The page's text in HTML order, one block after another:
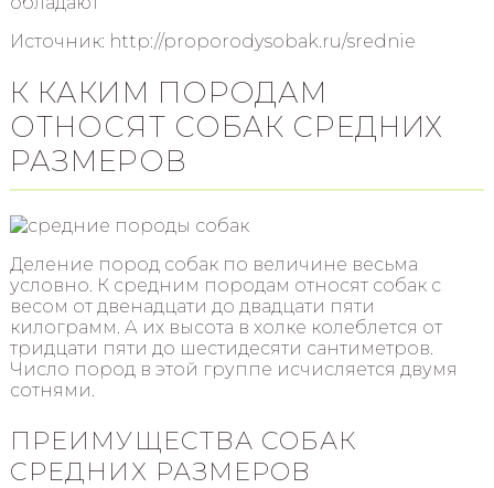
Источник: http://proporodysobak.ru/srednie
К КАКИМ ПОРОДАМ
ОТНОСЯТ СОБАК СРЕДНИХ
РАЗМЕРОВ
Деление пород собак по величине весьма
условно. К средним породам относят собак с
весом от двенадцати до двадцати пяти
килограмм. А их высота в холке колеблется от
тридцати пяти до шестидесяти сантиметров.
Число пород в этой группе исчисляется двумя
сотнями.
ПРЕИМУЩЕСТВА СОБАК
СРЕДНИХ РАЗМЕРОВ